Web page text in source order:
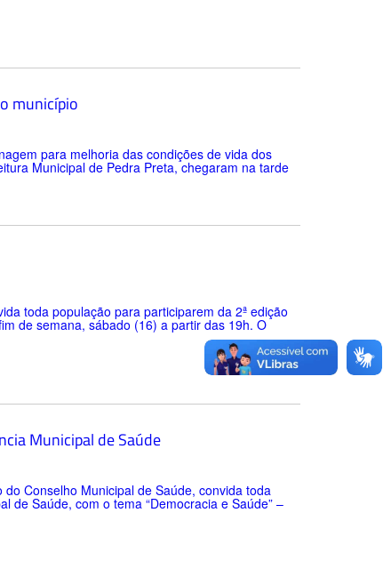
município
para melhoria das condições de vida dos
Municipal de Pedra Preta, chegaram na tarde
toda população para participarem da 2ª edição
de semana, sábado (16) a partir das 19h. O
Municipal de Saúde
Conselho Municipal de Saúde, convida toda
de Saúde, com o tema “Democracia e Saúde” –